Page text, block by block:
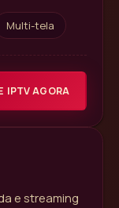
Multi-tela
IPTV AGORA
e streaming